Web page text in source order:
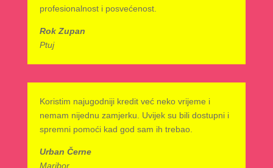
profesionalnost i posvećenost.
Rok Zupan
Ptuj
Koristim najugodniji kredit već neko vrijeme i
nemam nijednu zamjerku. Uvijek su bili dostupni i
spremni pomoći kad god sam ih trebao.
Urban Černe
Maribor